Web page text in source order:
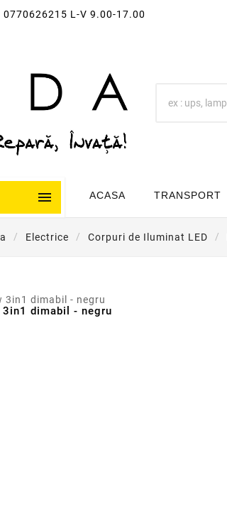
0770626215 L-V 9.00-17.00
 ACASA TRANSPORT
Electrice Corpuri de Iluminat LED
3in1 dimabil - negru